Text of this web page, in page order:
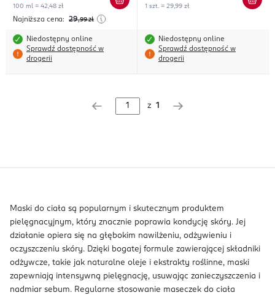
100 ml = 42,48 zł
Najniższa cena: 29,99 zł
Niedostępny online
Sprawdź dostępność w
drogerii
1 szt. = 29,99 zł
Niedostępny online
Sprawdź dostępność w
drogerii
z 1
Maski do ciała są popularnym i skutecznym produktem
pielęgnacyjnym, który znacznie poprawia kondycję skóry. Jej
działanie opiera się na głębokim nawilżeniu, odżywieniu i
oczyszczeniu skóry. Dzięki bogatej formule zawierającej składniki
odżywcze, takie jak naturalne oleje i ekstrakty roślinne, maski
zapewniają intensywną pielęgnację, usuwając zanieczyszczenia i
nadmiar sebum. Regularne stosowanie maseczek do ciała